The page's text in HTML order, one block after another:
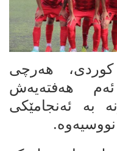
هەرچی
هەفتەیەش
بە ئەنجامێکی